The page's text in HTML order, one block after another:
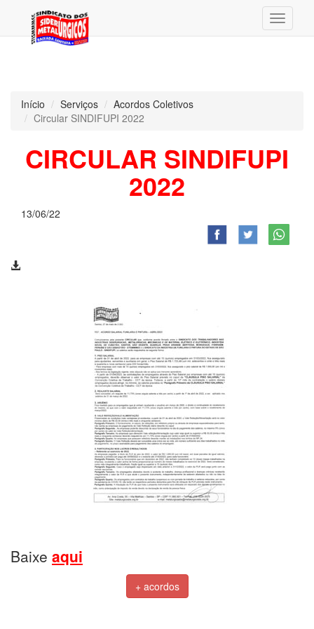
Menu
Início Serviços
Acordos Coletivos
Circular SINDIFUPI 2022
CIRCULAR SINDIFUPI
2022
13/06/22
Baixe aqui
+ acordos